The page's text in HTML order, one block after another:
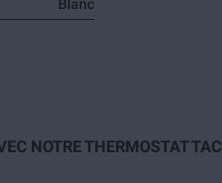
Blanc
NOTRE THERMOSTAT